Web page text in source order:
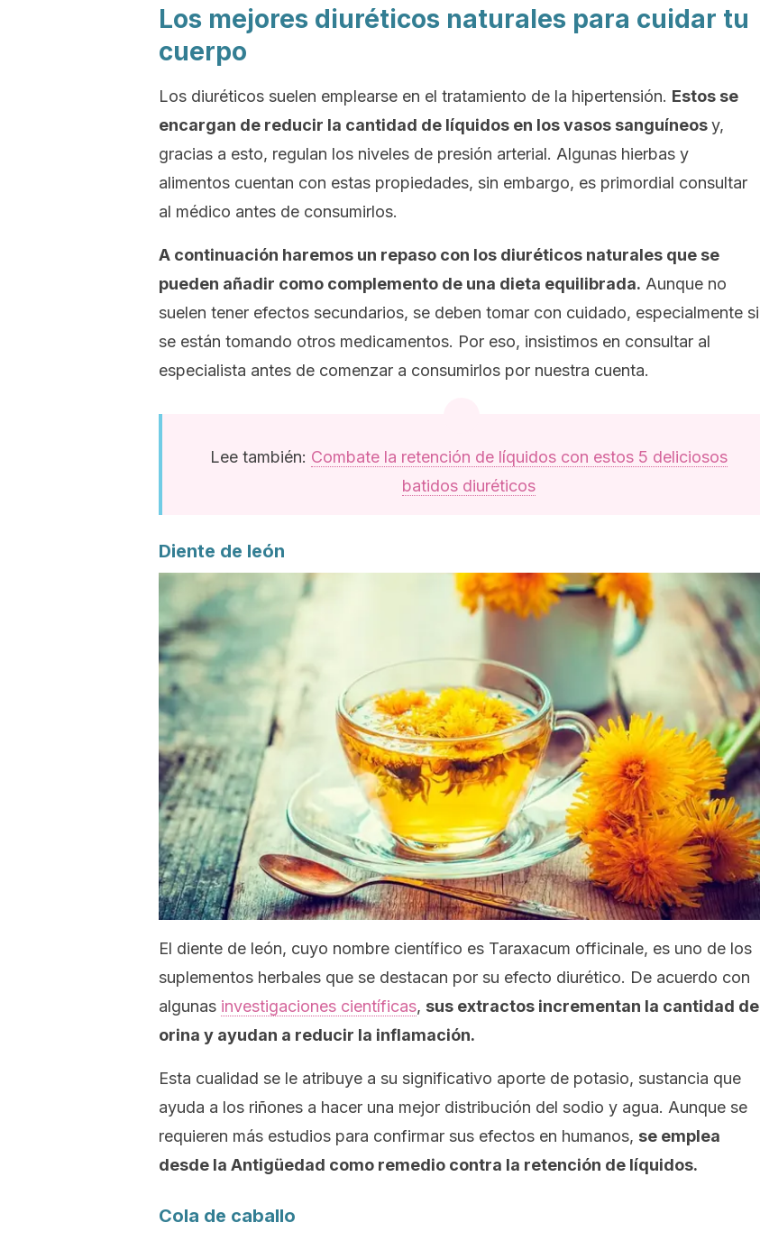
Los mejores diuréticos naturales para cuidar tu
cuerpo
Los diuréticos suelen emplearse en el tratamiento de la hipertensión. Estos se
encargan de reducir la cantidad de líquidos en los vasos sanguíneosy,
gracias a esto, regulan los niveles de presión arterial. Algunas hierbas y
alimentos cuentan con estas propiedades, sin embargo, es primordial consultar
al médico antes de consumirlos.
A continuación haremos un repaso con los diuréticos naturales que se
pueden añadir como complemento de una dieta equilibrada. Aunque no
suelen tener efectos secundarios, se deben tomar con cuidado, especialmente si
se están tomando otros medicamentos. Por eso, insistimos en consultar al
especialista antes de comenzar a consumirlos por nuestra cuenta.
Lee también: Combate la retención de líquidos con estos 5 deliciosos
batidos diuréticos
Diente de león
El diente de león, cuyo nombre científico es Taraxacum officinale, es uno de los
suplementos herbales que se destacan por su efecto diurético. De acuerdo con
algunas investigaciones científicas, sus extractos incrementan la cantidad de
orina y ayudan a reducir la inflamación.
Esta cualidad se le atribuye a su significativo aporte de potasio, sustancia que
ayuda a los riñones a hacer una mejor distribución del sodio y agua. Aunque se
requieren más estudios para confirmar sus efectos en humanos, se emplea
desde la Antigüedad como remedio contra la retención de líquidos.
Cola de caballo